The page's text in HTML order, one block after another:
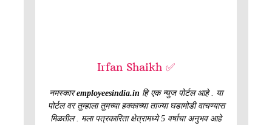
Irfan Shaikh ✅
नमस्कारemployeesindia.in हि एक न्युज पोर्टल आहे . या
पोर्टल वर तुम्हाला तुमच्या हक्काच्या ताज्या घडामोडी वाचण्यास
मिळतील . मला पत्रकारिता क्षेत्रामध्ये 5 वर्षाचा अनुभव आहे